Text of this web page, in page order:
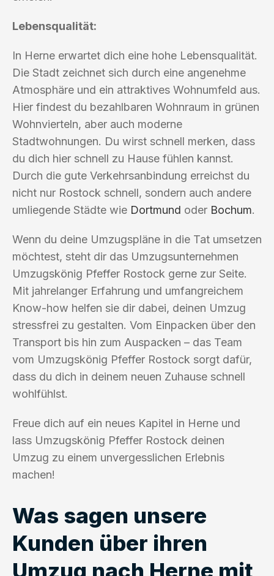
Lebensqualität:
In Herne erwartet dich eine hohe Lebensqualität.
Die Stadt zeichnet sich durch eine angenehme
Atmosphäre und ein attraktives Wohnumfeld aus.
Hier findest du bezahlbaren Wohnraum in grünen
Wohnvierteln, aber auch moderne
Stadtwohnungen. Du wirst schnell merken, dass
du dich hier schnell zu Hause fühlen kannst.
Durch die gute Verkehrsanbindung erreichst du
nicht nur Rostock schnell, sondern auch andere
umliegende Städte wie Dortmund oder Bochum.
Wenn du deine Umzugspläne in die Tat umsetzen
möchtest, steht dir das Umzugsunternehmen
Umzugskönig Pfeffer Rostock gerne zur Seite.
Mit jahrelanger Erfahrung und umfangreichem
Know-how helfen sie dir dabei, deinen Umzug
stressfrei zu gestalten. Vom Einpacken über den
Transport bis hin zum Auspacken – das Team
vom Umzugskönig Pfeffer Rostock sorgt dafür,
dass du dich in deinem neuen Zuhause schnell
wohlfühlst.
Freue dich auf ein neues Kapitel in Herne und
lass Umzugskönig Pfeffer Rostock deinen
Umzug zu einem unvergesslichen Erlebnis
machen!
Was sagen unsere
Kunden über ihren
Umzug nach Herne mit